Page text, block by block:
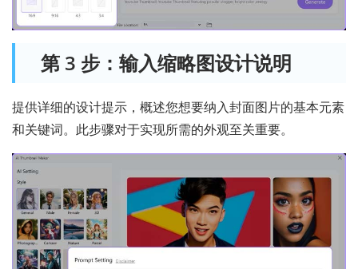
第 3 步：输入缩略图设计说明
提供详细的设计提示，概述您想要纳入封面图片的基本元素
和关键词。此步骤对于实现所需的外观至关重要。